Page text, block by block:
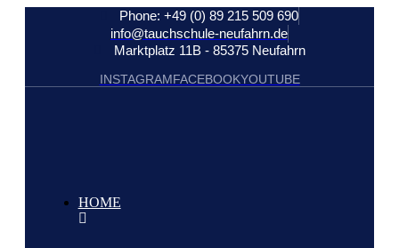
Phone: +49 (0) 89 215 509 690
info@tauchschule-neufahrn.de
Marktplatz 11B - 85375 Neufahrn
INSTAGRAMFACEBOOKYOUTUBE
HOME